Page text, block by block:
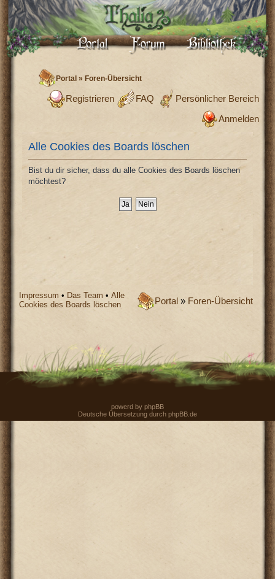
Portal »Foren-Übersicht
Persönlicher Bereich
FAQ
Registrieren
Anmelden
Alle Cookies des Boards löschen
Bist du dir sicher, dass du alle Cookies des Boards löschen
möchtest?
Portal » Foren-Übersicht
Impressum • Das Team •Alle
Cookies des Boards löschen
powerd by phpBB
Deutsche Übersetzung durch phpBB.de